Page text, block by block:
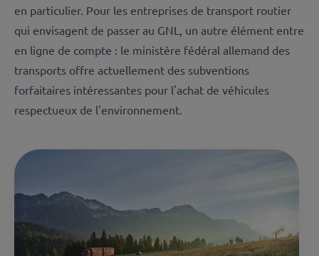
en particulier. Pour les entreprises de transport routier
qui envisagent de passer au GNL, un autre élément entre
en ligne de compte : le ministère fédéral allemand des
transports offre actuellement des subventions
forfaitaires intéressantes pour l'achat de véhicules
respectueux de l'environnement.